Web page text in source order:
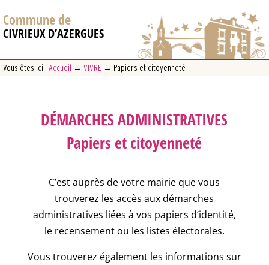
Commune de
CIVRIEUX D’AZERGUES
Vous êtes ici : Accueil → VIVRE → Papiers et citoyenneté
DÉMARCHES ADMINISTRATIVES
Papiers et citoyenneté
C’est auprès de votre mairie que vous
trouverez les accès aux démarches
administratives liées à vos papiers d’identité,
le recensement ou les listes électorales.
Vous trouverez également les informations sur